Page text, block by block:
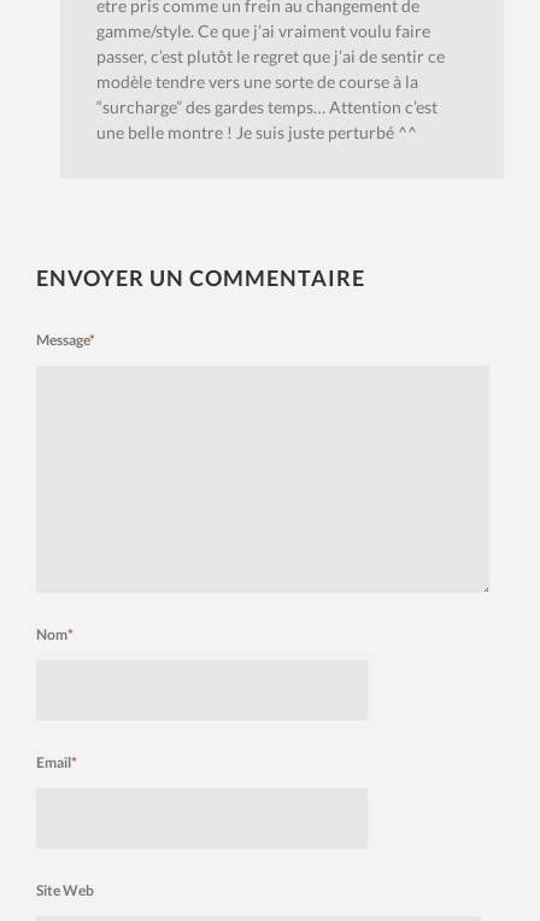
etre pris comme un frein au changement de
gamme/style. Ce que j’ai vraiment voulu faire
passer, c’est plutôt le regret que j’ai de sentir ce
modèle tendre vers une sorte de course à la
“surcharge” des gardes temps… Attention c’est
une belle montre ! Je suis juste perturbé ^^
ENVOYER UN COMMENTAIRE
Message*
Nom*
Email*
Site Web